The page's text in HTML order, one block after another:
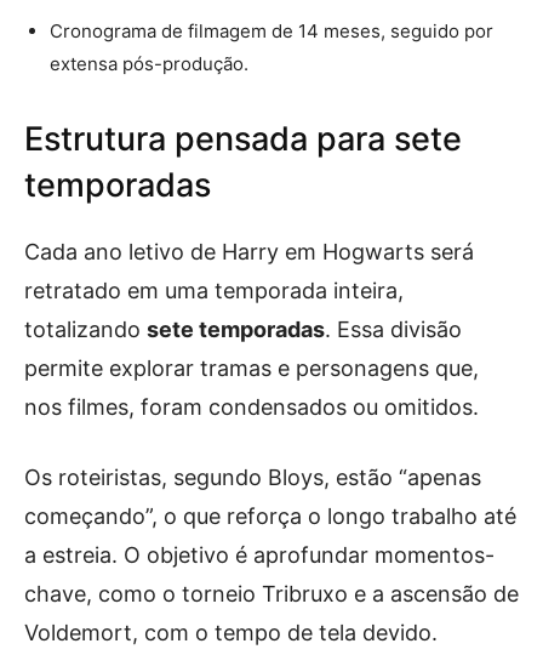
Cronograma de filmagem de 14 meses, seguido por
extensa pós-produção.
Estrutura pensada para sete
temporadas
Cada ano letivo de Harry em Hogwarts será
retratado em uma temporada inteira,
totalizando sete temporadas. Essa divisão
permite explorar tramas e personagens que,
nos filmes, foram condensados ou omitidos.
Os roteiristas, segundo Bloys, estão “apenas
começando”, o que reforça o longo trabalho até
a estreia. O objetivo é aprofundar momentos-
chave, como o torneio Tribruxo e a ascensão de
Voldemort, com o tempo de tela devido.